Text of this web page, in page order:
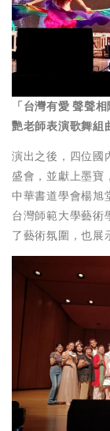
「台灣有愛 聲聲
艷老師表演歌舞組
演出之後，四位國
盛會，並獻上墨寶
中華書道學會楊旭
台灣師範大學藝術
了藝術氛圍，也展